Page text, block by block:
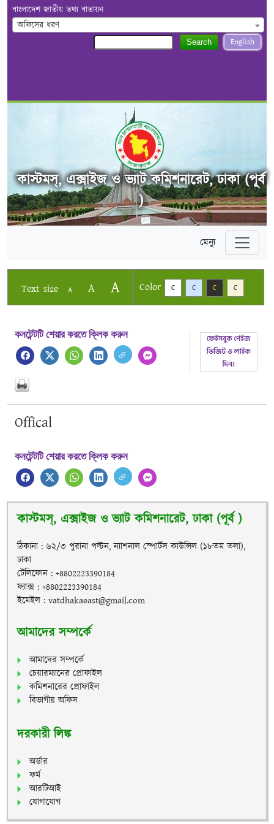
বাংলাদেশ জাতীয় তথ্য বাতায়ন
অফিসের ধরণ
English
Search
কাস্টমস্, এক্সাইজ ও ভ্যাট কমিশনারেট, ঢাকা (পূর্ব
)
মেন্যু
Text size A A A Color C C C C
কনটেন্টটি শেয়ার করতে ক্লিক করুন
Offical
কনটেন্টটি শেয়ার করতে ক্লিক করুন
কাস্টমস্, এক্সাইজ ও ভ্যাট কমিশনারেট, ঢাকা (পূর্ব )
ঠিকানা : ৬২/৩ পুরানা পল্টন, ন্যাশনাল স্পোর্টস কাউন্সিল (১৮তম তলা),
ঢাকা
টেলিফোন : +8802223390184
ফ্যাক্স : +8802223390184
ইমেইল : vatdhakaeast@gmail.com
আমাদের সম্পর্কে
আমাদের সম্পর্কে
চেয়ারম্যানের প্রোফাইল
কমিশনারের প্রোফাইল
বিভাগীয় অফিস
দরকারী লিঙ্ক
অর্ডার
ফর্ম
আরটিআই
যোগাযোগ